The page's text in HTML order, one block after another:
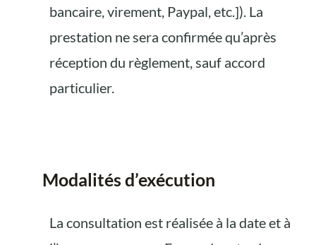
bancaire, virement, Paypal, etc.]). La
prestation ne sera confirmée qu’après
réception du règlement, sauf accord
particulier.
Modalités d’exécution
La consultation est réalisée à la date et à